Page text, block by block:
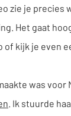
zie je precies
Het gaat
of kijk je even
was voor
. Ik stuurde